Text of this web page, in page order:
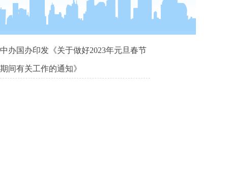
中办国办印发《关于做好2023年元旦春节
期间有关工作的通知》